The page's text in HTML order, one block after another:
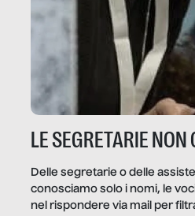
LE SEGRETARIE NON
Delle segretarie o delle
conosciamo solo i nomi, le
nel rispondere via mail per